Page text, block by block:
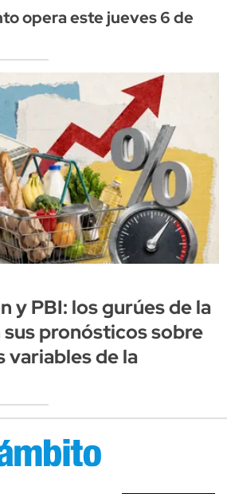
opera este jueves 6 de
y PBI: los gurúes de la
pronósticos sobre
variables de la